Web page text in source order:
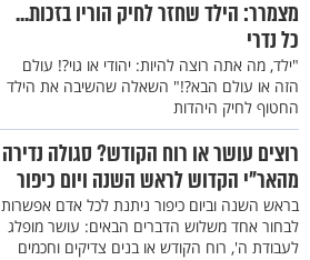
מצמרר: הילד שחזר לחיק הוריו בזכות...
כל נדרי
"ילד, מה אתה רוצה להיות: יהודי או גוי?! עולם
הזה או עולם הבא?!" השאלה שהשיבה את הילד
החטוף לחיק היהדות
רוצים עושר או רוח הקודש? סגולה נדירה
מהאר"י הקדוש לראש השנה ויום כיפור
בראש השנה וביום כיפור ניתנת לכל אדם אפשרות
לבחור אחד משלוש הדברים הבאים: עושר מופלג
לעבודת ה', רוח הקודש או בנים צדיקים וחכמים